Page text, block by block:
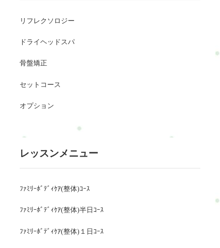
リフレクソロジー
ドライヘッドスパ
骨盤矯正
セットコース
オプション
レッスンメニュー
ﾌｧﾐﾘｰﾎﾞﾃﾞｨｹｱ(整体)ｺｰｽ
ﾌｧﾐﾘｰﾎﾞﾃﾞｨｹｱ(整体)半日ｺｰｽ
ﾌｧﾐﾘｰﾎﾞﾃﾞｨｹｱ(整体)１日ｺｰｽ